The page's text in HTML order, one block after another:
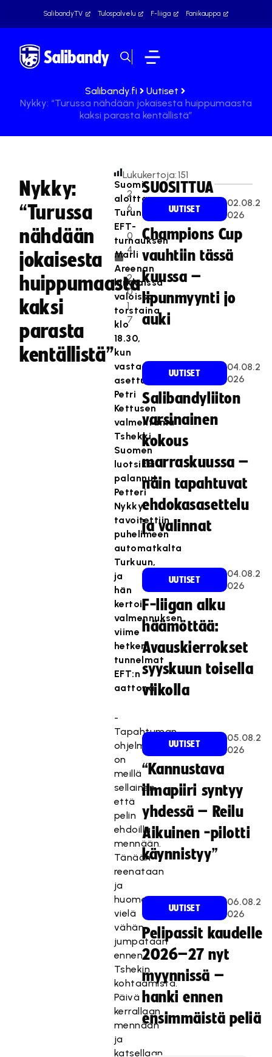
SalibandyTV Tulospalvelu F-liiga Fanikauppa
Salibandy.fi
Uutiset
Nykky: “Turussa nähdään jokaisesta huippumaasta
kaksi parasta kentällistä”
Nykky:
“Turussa
nähdään
jokaisesta
huippumaasta
kaksi
parasta
kentällistä”
2
6
.
0
4
.
2
0
1
7
Lukukertoja:151
Suomi
aloittaa
Turun
EFT-
turnauksen
Marli
Areenan
kirkkaissa
valoissa
torstaina
klo
18.30,
kun
vastaan
asettuu
Petri
Kettusen
valmentama
Tshekki.
Suomen
luotsiksi
palannut
Petteri
Nykky
tavoitettiin
puhelimeen
automatkalta
Turkuun,
ja
hän
kertoi
valmennuksen
viime
hetken
tunnelmat
EFT:n
aattona.
-
Tapahtuman
ohjelma
on
meillä
sellainen,
että
pelin
ehdoilla
mennään.
Tänään
reenataan
ja
huomenna
vielä
vähän
jumpataan
ennen
Tshekin
kohtaamista.
Päivä
kerrallaan
mennään
ja
katsellaan
SUOSITTUA
UUTISET
02.08.2
026
Champions Cup
vauhtiin tässä
kuussa –
lipunmyynti jo
auki
UUTISET
04.08.2
026
Salibandyliiton
varsinainen
kokous
marraskuussa –
näin tapahtuvat
ehdokasasettelu
ja valinnat
UUTISET
04.08.2
026
F-liigan alku
häämöttää:
Avauskierrokset
syyskuun toisella
viikolla
UUTISET
05.08.2
026
“Kannustava
ilmapiiri syntyy
yhdessä – Reilu
Aikuinen -pilotti
käynnistyy”
UUTISET
06.08.2
026
Pelipassit kaudelle
2026–27 nyt
myynnissä –
hanki ennen
ensimmäistä peliä